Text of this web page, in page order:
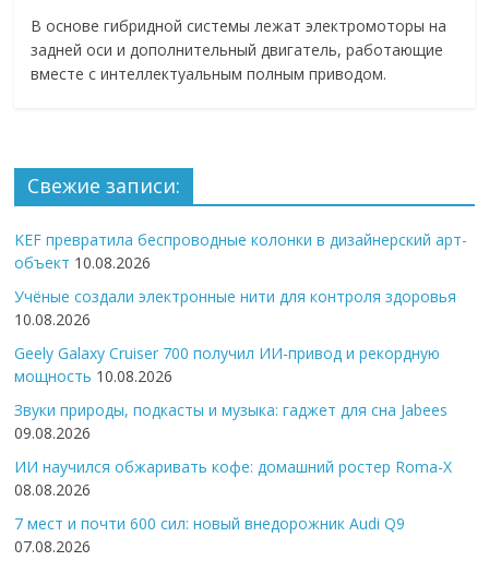
В основе гибридной системы лежат электромоторы на
задней оси и дополнительный двигатель, работающие
вместе с интеллектуальным полным приводом.
Свежие записи:
KEF превратила беспроводные колонки в дизайнерский арт-
объект 10.08.2026
Учёные создали электронные нити для контроля здоровья
10.08.2026
Geely Galaxy Cruiser 700 получил ИИ-привод и рекордную
мощность 10.08.2026
Звуки природы, подкасты и музыка: гаджет для сна Jabees
09.08.2026
ИИ научился обжаривать кофе: домашний ростер Roma-X
08.08.2026
7 мест и почти 600 сил: новый внедорожник Audi Q9
07.08.2026